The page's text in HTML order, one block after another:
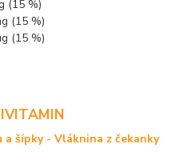
(15 %)
(15 %)
(15 %)
šípky - Vláknina z čekanky